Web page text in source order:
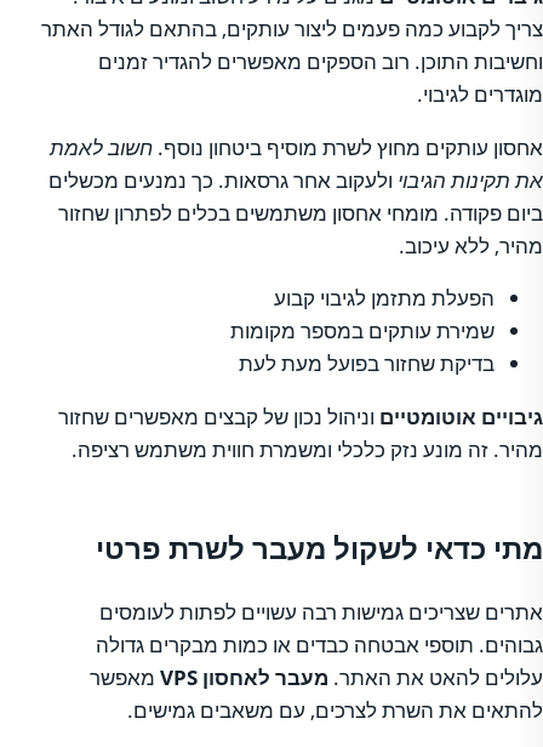
צריך לקבוע כמה פעמים ליצור עותקים, בהתאם לגודל האתר
וחשיבות התוכן. רוב הספקים מאפשרים להגדיר זמנים
מוגדרים לגיבוי.
אחסון עותקים מחוץ לשרת מוסיף ביטחון נוסף. חשוב לאמת
את תקינות הגיבוי ולעקוב אחר גרסאות. כך נמנעים מכשלים
ביום פקודה. מומחי אחסון משתמשים בכלים לפתרון שחזור
מהיר, ללא עיכוב.
הפעלת מתזמן לגיבוי קבוע
שמירת עותקים במספר מקומות
בדיקת שחזור בפועל מעת לעת
גיבויים אוטומטיים וניהול נכון של קבצים מאפשרים שחזור
מהיר. זה מונע נזק כלכלי ומשמרת חווית משתמש רציפה.
מתי כדאי לשקול מעבר לשרת פרטי
אתרים שצריכים גמישות רבה עשויים לפתות לעומסים
גבוהים. תוספי אבטחה כבדים או כמות מבקרים גדולה
עלולים להאט את האתר. מעבר לאחסון VPS
מאפשר
להתאים את השרת לצרכים, עם משאבים גמישים.